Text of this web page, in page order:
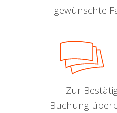
gewünschte
Zur
Buchung